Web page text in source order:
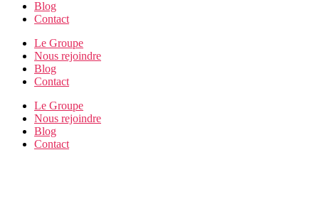
Blog
Contact
Le Groupe
Nous rejoindre
Blog
Contact
Le Groupe
Nous rejoindre
Blog
Contact